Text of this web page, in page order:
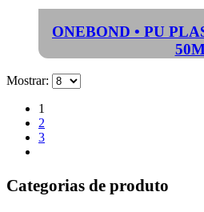
ONEBOND • PU
Mostrar:
1
2
3
Categorias de produto